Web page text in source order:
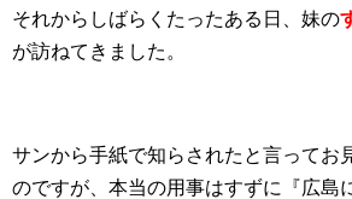
それからしばらくたったある日、妹の
が訪ねてきました。
サンから手紙で知らされたと言ってお
のですが、本当の用事はすずに『広島